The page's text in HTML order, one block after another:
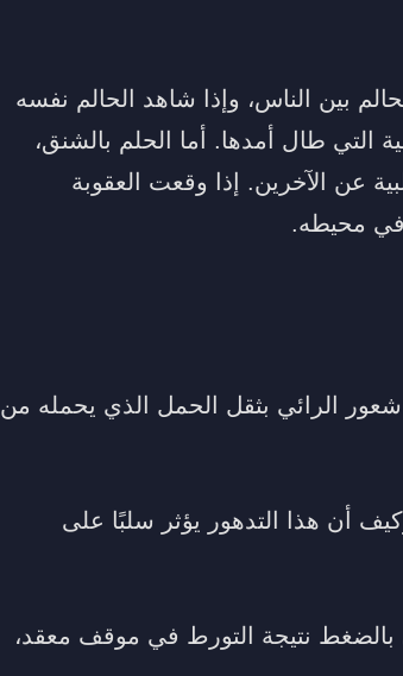
بين الناس، وإذا شاهد الحالم نفسه
التي طال أمدها. أما الحلم بالشنق،
عن الآخرين. إذا وقعت العقوبة
في محيطه.
الرائي بثقل الحمل الذي يحمله من
أن هذا التدهور يؤثر سلبًا على
نتيجة التورط في موقف معقد،